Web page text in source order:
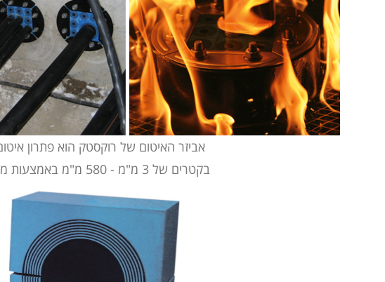
אביזר האיטום של רוקסטק הוא פתרון
בקטרים של 3 מ"מ - 580 מ"מ באמצעות מודולים "רבי-קוטר" ™